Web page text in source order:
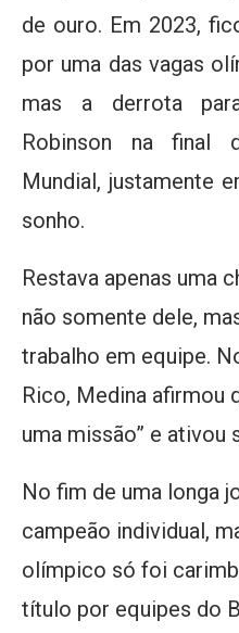
de ouro. Em 2023,
por uma das vagas
mas a derrota
Robinson na final
Mundial, justamente
sonho.
Restava apenas uma
não somente dele,
trabalho em equipe.
Rico, Medina afirmou
uma missão” e
No fim de uma longa
campeão individual,
olímpico só foi
título por equipes do